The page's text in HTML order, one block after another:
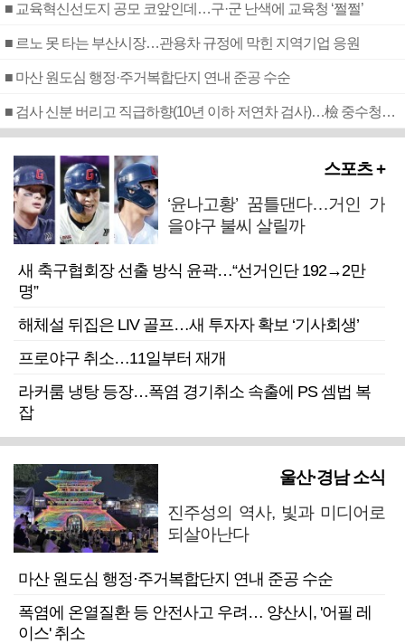
■ 교육혁신선도지 공모 코앞인데…구·군 난색에 교육청 ‘쩔쩔’
■ 르노 못 타는 부산시장…관용차 규정에 막힌 지역기업 응원
■ 마산 원도심 행정·주거복합단지 연내 준공 수순
■ 검사 신분 버리고 직급하향(10년 이하 저연차 검사)…檢 중수청행 기피
스포츠 +
‘윤나고황’ 꿈틀댄다…거인 가
을야구 불씨 살릴까
새 축구협회장 선출 방식 윤곽…“선거인단 192→2만
명”
해체설 뒤집은 LIV 골프…새 투자자 확보 ‘기사회생’
프로야구 취소…11일부터 재개
라커룸 냉탕 등장…폭염 경기취소 속출에 PS 셈법 복
잡
울산·경남 소식
진주성의 역사, 빛과 미디어로
되살아난다
마산 원도심 행정·주거복합단지 연내 준공 수순
폭염에 온열질환 등 안전사고 우려… 양산시, '어필 레
이스' 취소